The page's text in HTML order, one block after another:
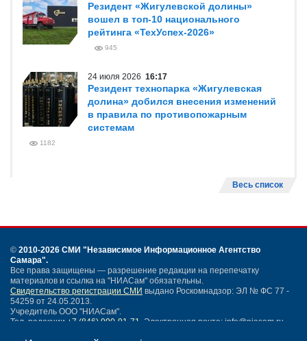
Резидент «Жигулевской долины»
вошел в топ-10 национального
рейтинга «ТехУспех-2026»
945
24 июля 2026 16:17
Резидент технопарка «Жигулевская
долина» добился внесения изменений
в правила по противопожарным
системам
1182
Весь список
© 2010-2026 СМИ "Независимое Информационное Агентство
Самара".
Все права защищены — разрешение редакции на перепечатку
материалов и ссылка на "НИАСам" обязательны.
Свидетельство регистрации СМИ выдано Роскомнадзор: ЭЛ № ФС 77 -
54259 от 24.05.2013.
Учредитель ООО "НИАСам".
Тел. редакции +7 (846) 990-91-71. Электронная почта: info@niasam.ru